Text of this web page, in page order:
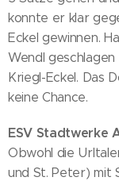
konnte er klar
Eckel gewinnen.
Wendl
Kriegl-Eckel. Das
keine Chance.
ESV Stadtwerke
Obwohl die
und St. Peter) mit